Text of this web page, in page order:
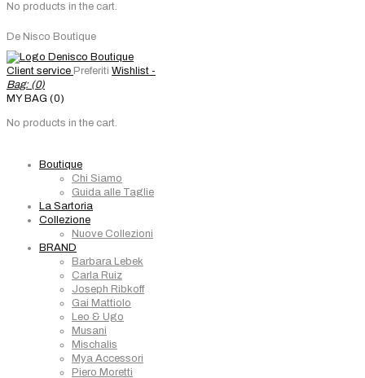
No products in the cart.
De Nisco Boutique
Client service Preferiti Wishlist -
Bag: (0)
MY BAG (0)
No products in the cart.
Boutique
Chi Siamo
Guida alle Taglie
La Sartoria
Collezione
Nuove Collezioni
BRAND
Barbara Lebek
Carla Ruiz
Joseph Ribkoff
Gai Mattiolo
Leo & Ugo
Musani
Mischalis
Mya Accessori
Piero Moretti